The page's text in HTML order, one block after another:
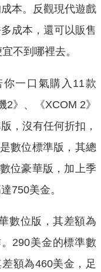
本。反觀現代遊戲
成本，還可以販售
不到哪裡去。
一口氣購入11款
》、《XCOM 2》
，沒有任何折扣，
數位標準版，其總
位豪華版，加上季
750美金。
數位版，其差額為
290美金的標準數
額為460美金，足